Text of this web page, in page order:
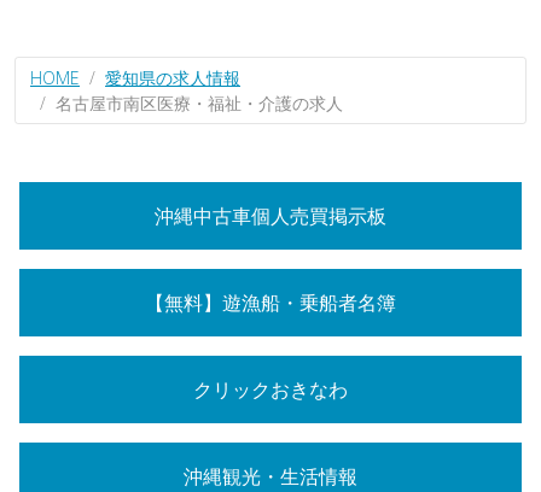
HOME
愛知県の求人情報
名古屋市南区医療・福祉・介護の求人
沖縄中古車個人売買掲示板
【無料】遊漁船・乗船者名簿
クリックおきなわ
沖縄観光・生活情報